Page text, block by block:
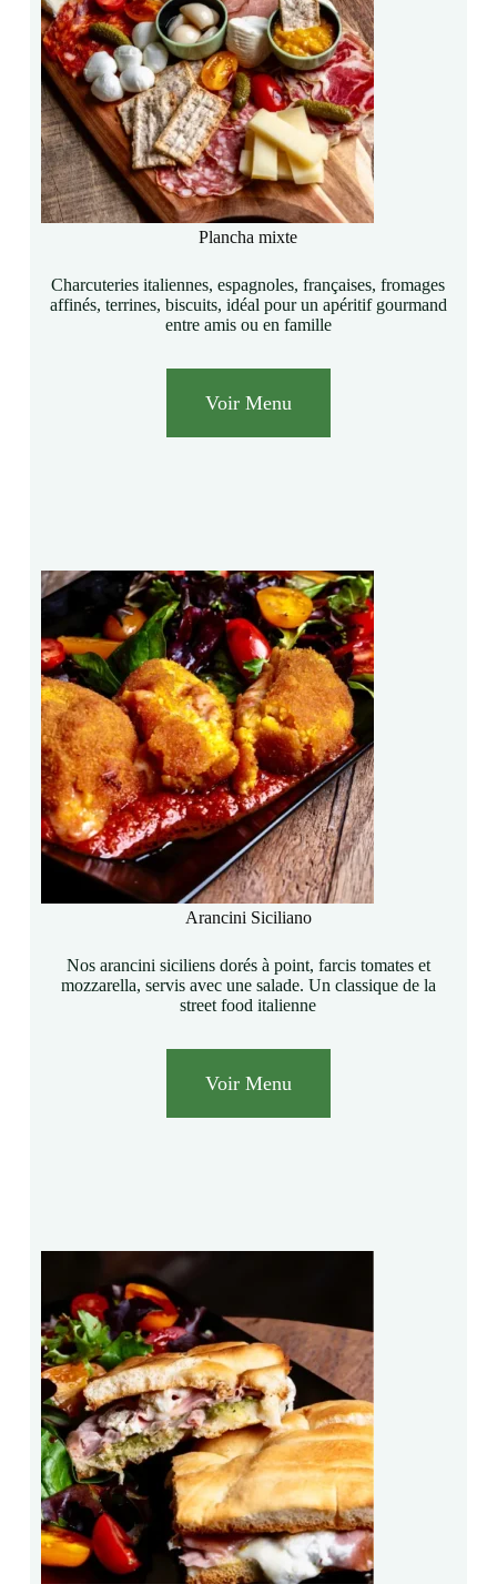
Plancha mixte
Charcuteries italiennes, espagnoles, françaises, fromages
affinés, terrines, biscuits, idéal pour un apéritif gourmand
entre amis ou en famille
Voir Menu
Arancini Siciliano
Nos arancini siciliens dorés à point, farcis tomates et
mozzarella, servis avec une salade. Un classique de la
street food italienne
Voir Menu